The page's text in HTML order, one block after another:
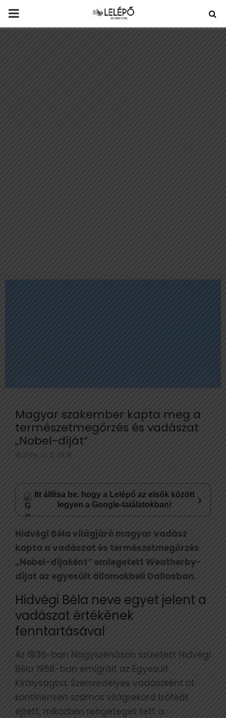
PRIMARY
Magyar szakember kapta meg a
természetmegőrzés és vadászat
„Nobel-díját”
2024. 01. 11. 09:16
Itt állítsa be, hogy a Lelépő az elsők között
legyen a Google-találatokban!
›
Hidvégi Béla világjáró magyar vadász
kapta a vadászat és természetmegőrzés
„Nobel-díjaként” emlegetett Weatherby-
díjat az egyesült államokbeli Dallasban.
Hidvégi Béla neve egyet jelent a
vadászat értékének
fenntartásával
Az 1936-ban Nagyszénáson született Hidvégi
Béla 1956-ban emigrált az Egyesült
Királyságba. Szenvedélyes vadászként öt
kontinensen számos világrekord trófeát
ejtett, miközben rengeteget tett a